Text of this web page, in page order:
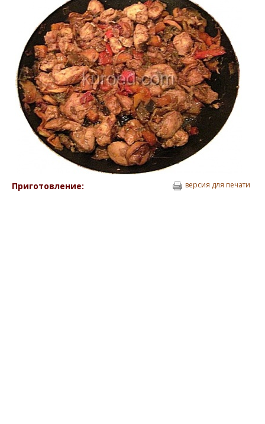
Приготовление: версия для печати